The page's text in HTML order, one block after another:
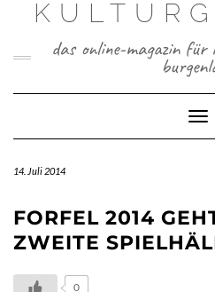
das online-magazin
14. Juli 2014
FORFEL 2014
ZWEITE
0